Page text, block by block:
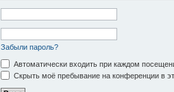
Забыли пароль?
Автоматически входить при каждом
Скрыть моё пребывание на конференции в